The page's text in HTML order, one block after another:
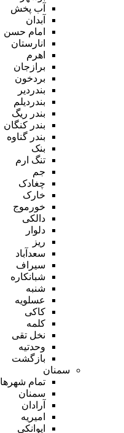
آب پخش
آبدان
امام حسن
انارستان
اهرم
برازجان
بردخون
بندردیر
بندردیلم
بندر ریگ
بندر کنگان
بندر گناوه
بنک
تنگ ارم
جم
چغادک
خارک
خورموج
دالکی
دلوار
ریز
سعدآباد
سیراف
شبانکاره
شنبه
عسلویه
کاکی
کلمه
نخل تقی
وحدتیه
بازگشت
سمنان
تمام شهر‌ها
سمنان
آرادان
امیریه
ایوانکی